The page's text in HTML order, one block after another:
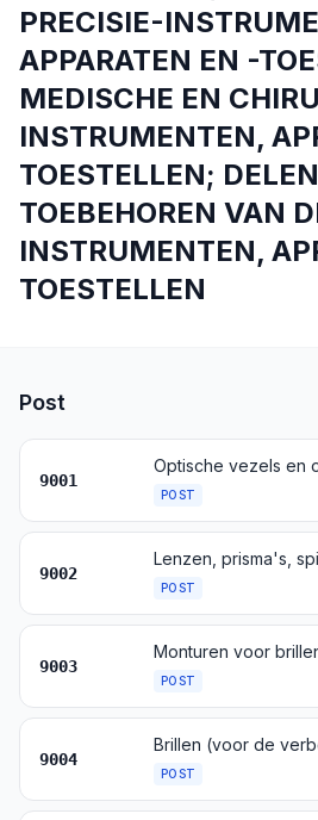
PRECISIE-
APPARATEN EN -
MEDISCHE EN
INSTRUMENTEN,
TOESTELLEN;
TOEBEHOREN VAN
INSTRUMENTEN,
TOESTELLEN
Post
9001
POST
9002
POST
9003
POST
9004
POST